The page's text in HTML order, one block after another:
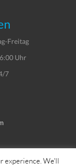
Freitag
Uhr
7
experience. We'll